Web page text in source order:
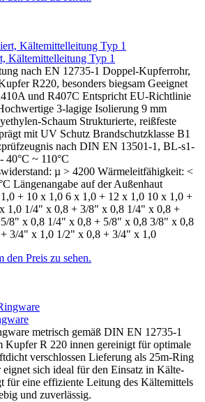
Kältemittelleitung Typ 1
nach EN 12735-1 Doppel-Kupferrohr,
R220, besonders biegsam Geeignet
und R407C Entspricht EU-Richtlinie
3-lagige Isolierung 9 mm
Schaum Strukturierte, reißfeste
mit UV Schutz Brandschutzklasse B1
nach DIN EN 13501-1, BL-s1-
40°C ~ 110°C
µ > 4200 Wärmeleitfähigkeit: <
Längenangabe auf der Außenhaut
+ 10 x 1,0 6 x 1,0 + 12 x 1,0 10 x 1,0 +
1,0 1/4" x 0,8 + 3/8" x 0,8 1/4" x 0,8 +
8" x 0,8 1/4" x 0,8 + 5/8" x 0,8 3/8" x 0,8
3/4" x 1,0 1/2" x 0,8 + 3/4" x 1,0
den Preis zu sehen.
metrisch gemäß DIN EN 12735-1
Kupfer R 220 innen gereinigt für optimale
verschlossen Lieferung als 25m-Ring
sich ideal für den Einsatz in Kälte-
für eine effiziente Leitung des Kältemittels
und zuverlässig.